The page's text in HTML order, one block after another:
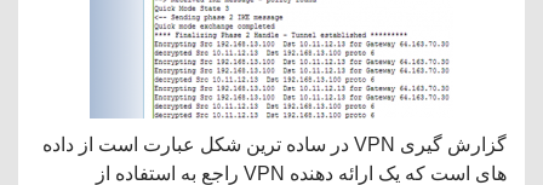
گزارش گیری VPN در ساده ترین شکل عبارت است از داده
های است که یک ارائه دهنده VPN راجع به استفاده از